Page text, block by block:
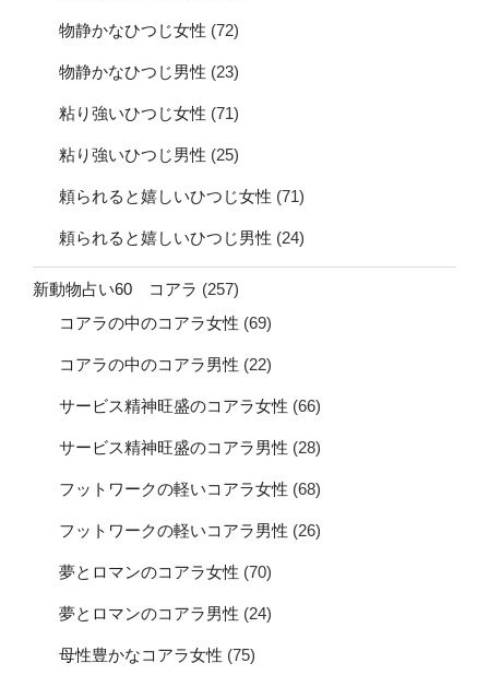
物静かなひつじ女性 (72)
物静かなひつじ男性 (23)
粘り強いひつじ女性 (71)
粘り強いひつじ男性 (25)
頼られると嬉しいひつじ女性 (71)
頼られると嬉しいひつじ男性 (24)
新動物占い60 コアラ (257)
コアラの中のコアラ女性 (69)
コアラの中のコアラ男性 (22)
サービス精神旺盛のコアラ女性 (66)
サービス精神旺盛のコアラ男性 (28)
フットワークの軽いコアラ女性 (68)
フットワークの軽いコアラ男性 (26)
夢とロマンのコアラ女性 (70)
夢とロマンのコアラ男性 (24)
母性豊かなコアラ女性 (75)